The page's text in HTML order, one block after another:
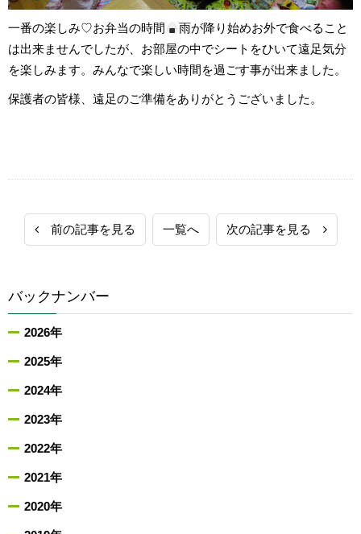
一番の楽しみ♡お弁当の時間
雨が降り始めお外で食べること
は出来ませんでしたが、お部屋の中でシートをひいて遠足気分
を楽しみます。みんなで楽しい時間を過ごす事が出来ました。
保護者の皆様、遠足のご準備をありがとうございました。
前の記事を見る 一覧へ 次の記事を見る
バックナンバー
2026年
2025年
2024年
2023年
2022年
2021年
2020年